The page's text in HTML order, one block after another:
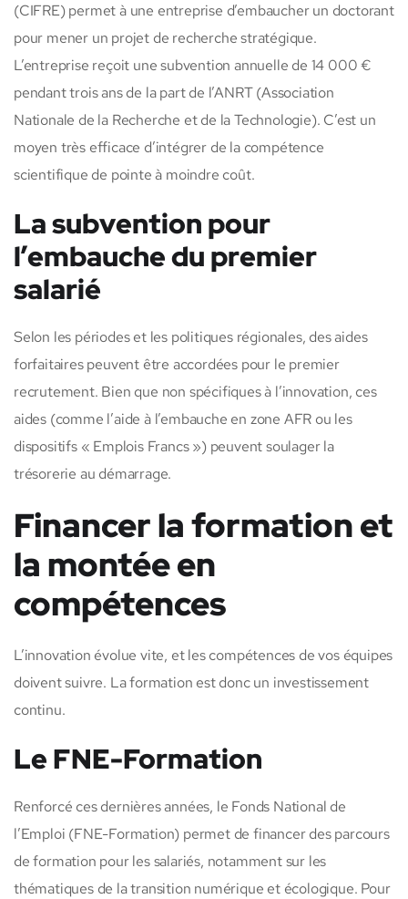
(CIFRE) permet à une entreprise d’embaucher un doctorant
pour mener un projet de recherche stratégique.
L’entreprise reçoit une subvention annuelle de 14 000 €
pendant trois ans de la part de l’ANRT (Association
Nationale de la Recherche et de la Technologie). C’est un
moyen très efficace d’intégrer de la compétence
scientifique de pointe à moindre coût.
La subvention pour
l’embauche du premier
salarié
Selon les périodes et les politiques régionales, des aides
forfaitaires peuvent être accordées pour le premier
recrutement. Bien que non spécifiques à l’innovation, ces
aides (comme l’aide à l’embauche en zone AFR ou les
dispositifs « Emplois Francs ») peuvent soulager la
trésorerie au démarrage.
Financer la formation et
la montée en
compétences
L’innovation évolue vite, et les compétences de vos équipes
doivent suivre. La formation est donc un investissement
continu.
Le FNE-Formation
Renforcé ces dernières années, le Fonds National de
l’Emploi (FNE-Formation) permet de financer des parcours
de formation pour les salariés, notamment sur les
thématiques de la transition numérique et écologique. Pour